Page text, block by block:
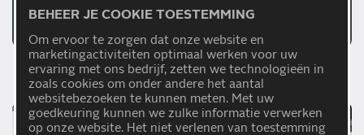
BELANGRIJK IS
Lees meer
BEHEER JE COOKIE TOESTEMMING
Om ervoor te zorgen dat onze website en
marketingactiviteiten optimaal werken voor uw
ervaring met ons bedrijf, zetten we technologieën in
zoals cookies om onder andere het aantal
websitebezoeken te kunnen meten. Met uw
goedkeuring kunnen we zulke informatie verwerken
op onze website. Het niet verlenen van toestemming